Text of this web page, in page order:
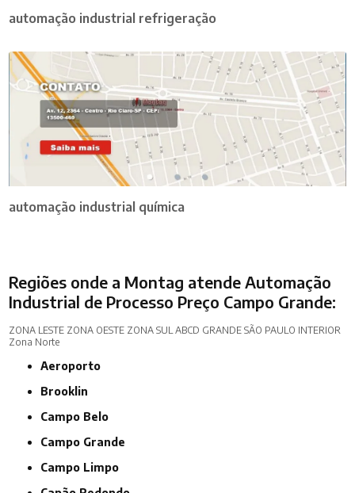
automação industrial refrigeração
automação industrial química
Regiões onde a Montag atende Automação
Industrial de Processo Preço Campo Grande:
ZONA LESTE ZONA OESTE ZONA SUL ABCD GRANDE SÃO PAULO INTERIOR
Zona Norte
Aeroporto
Brooklin
Campo Belo
Campo Grande
Campo Limpo